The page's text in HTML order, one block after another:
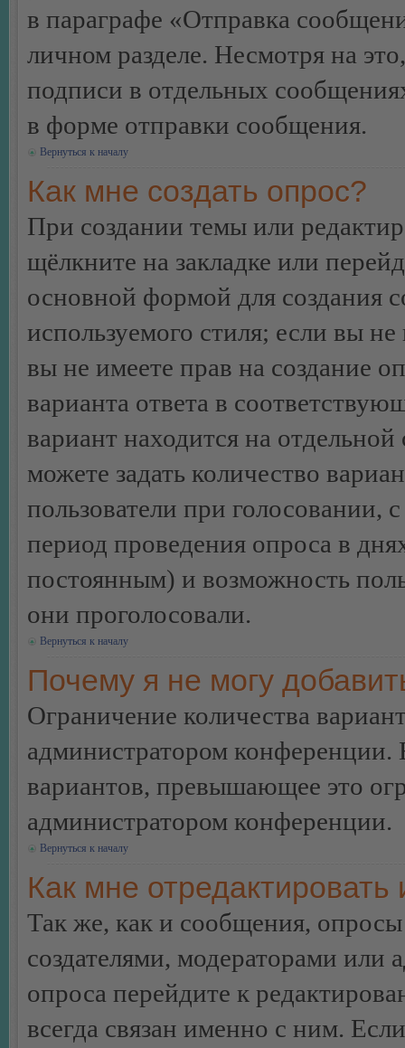
в параграфе «Отправка
личном разделе. Несмотря на
подписи в отдельных
в форме отправки сообщения.
Вернуться к началу
Как мне создать опрос?
При создании темы или
щёлкните на закладке или
основной формой для создания
используемого стиля; если вы
вы не имеете прав на создание
варианта ответа в
вариант находится на
можете задать количество
пользователи при
период проведения опроса в
постоянным) и возможность
они проголосовали.
Вернуться к началу
Почему я не могу
Ограничение количества
администратором конференции.
вариантов, превышающее это
администратором конференции.
Вернуться к началу
Как мне
Так же, как и сообщения, опросы
создателями, модераторами или
опроса перейдите к
всегда связан именно с ним.